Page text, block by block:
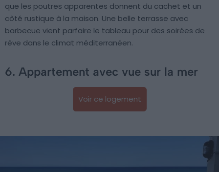
que les poutres apparentes donnent du cachet et un
côté rustique à la maison. Une belle terrasse avec
barbecue vient parfaire le tableau pour des soirées de
rêve dans le climat méditerranéen.
6. Appartement avec vue sur la mer
Voir ce logement